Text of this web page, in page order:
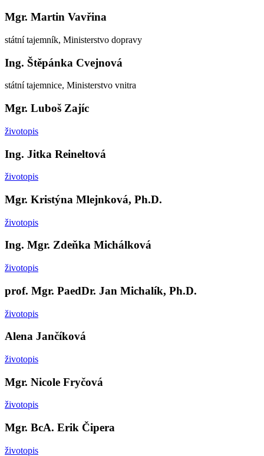
Mgr. Martin Vavřina
státní tajemník, Ministerstvo dopravy
Ing. Štěpánka Cvejnová
státní tajemnice, Ministerstvo vnitra
Mgr. Luboš Zajíc
životopis
Ing. Jitka Reineltová
životopis
Mgr. Kristýna Mlejnková, Ph.D.
životopis
Ing. Mgr. Zdeňka Michálková
životopis
prof. Mgr. PaedDr. Jan Michalík, Ph.D.
životopis
Alena Jančíková
životopis
Mgr. Nicole Fryčová
životopis
Mgr. BcA. Erik Čipera
životopis